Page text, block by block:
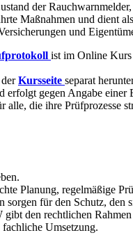
der
Maßnahmen und dient
und
ist im Online Kurs
Kursseite separat
erfolgt gegen Angabe einer
alle, die ihre Prüfprozesse
Planung, regelmäßige
sorgen für den Schutz, den
den rechtlichen
Umsetzung.